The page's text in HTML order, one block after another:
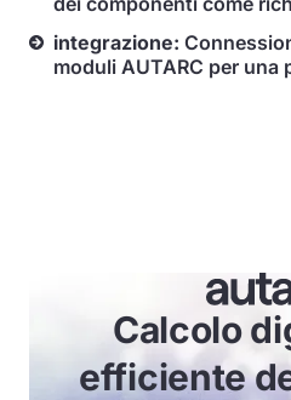
integrazione:
moduli AUTARC per una
Calcolo
efficiente